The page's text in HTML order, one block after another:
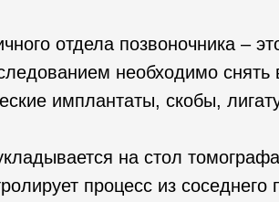
отдела позвоночника –
необходимо
имплантаты, скобы,
на стол
процесс из